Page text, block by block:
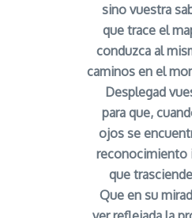
sino vuestra
que trace el
conduzca al
caminos en el
Desplegad
para que,
ojos se
reconocimiento
que
Que en su